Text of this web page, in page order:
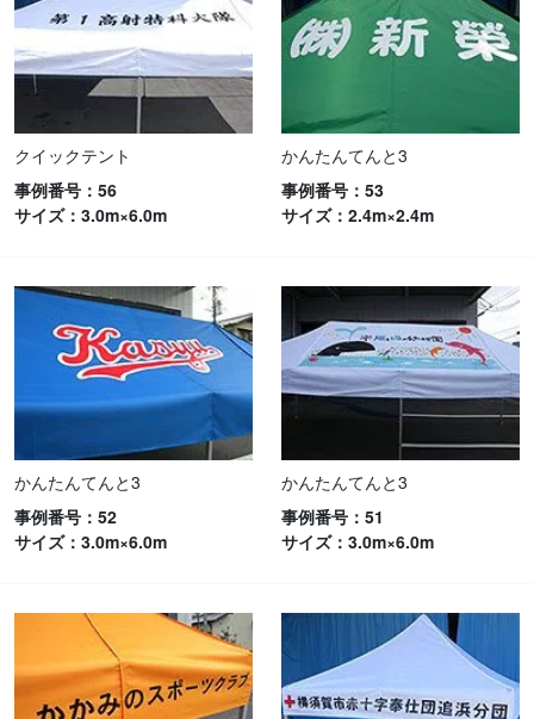
クイックテント
事例番号：56
サイズ：3.0m×6.0m
かんたんてんと3
事例番号：53
サイズ：2.4m×2.4m
かんたんてんと3
事例番号：52
サイズ：3.0m×6.0m
かんたんてんと3
事例番号：51
サイズ：3.0m×6.0m